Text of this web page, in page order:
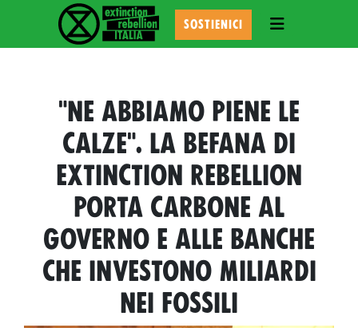
SOSTIENICI TOGGLE
"NE ABBIAMO PIENE LE
CALZE". LA BEFANA DI
EXTINCTION REBELLION
PORTA CARBONE AL
GOVERNO E ALLE BANCHE
CHE INVESTONO MILIARDI
NEI FOSSILI